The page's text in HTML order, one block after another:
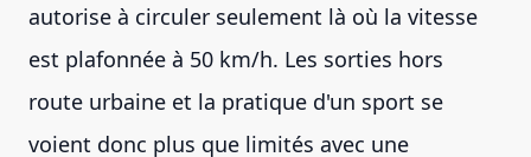
autorise à circuler seulement là où la vitesse
est plafonnée à 50 km/h. Les sorties hors
route urbaine et la pratique d'un sport se
voient donc plus que limités avec une